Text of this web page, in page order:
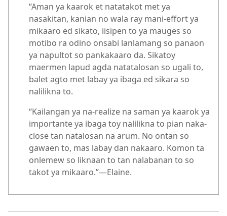
“Aman ya kaarok et natatakot met ya
nasakitan, kanian no wala ray mani-effort ya
mikaaro ed sikato, iisipen to ya mauges so
motibo ra odino onsabi lanlamang so panaon
ya napultot so pankakaaro da. Sikatoy
maermen lapud agda natatalosan so ugali to,
balet agto met labay ya ibaga ed sikara so
nalilikna to.
“Kailangan ya na-realize na saman ya kaarok ya
importante ya ibaga toy nalilikna to pian naka-
close tan natalosan na arum. No ontan so
gawaen to, mas labay dan nakaaro. Komon ta
onlemew so liknaan to tan nalabanan to so
takot ya mikaaro.”​—Elaine.